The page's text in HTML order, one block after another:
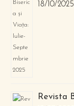
18/10/2025
Revista